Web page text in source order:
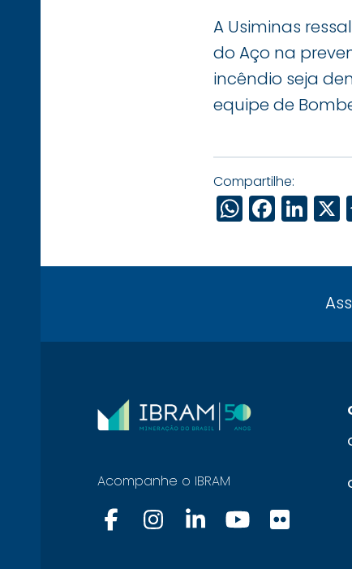
A Usiminas
do Aço na
incêndio seja
equipe de
Compartilhe:
Acompanhe o IBRAM